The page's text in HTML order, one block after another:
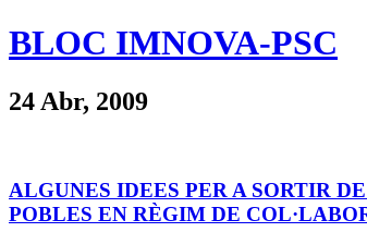
BLOC IMNOVA-PSC
24 Abr, 2009
ALGUNES IDEES PER A SORTIR
POBLES EN RÈGIM DE